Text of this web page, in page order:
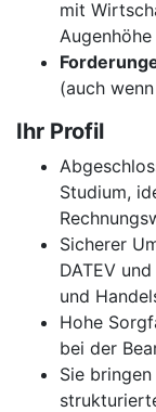
mit
Augenhöhe
(auch
Ihr Profil
Studium,
Sicherer
DATEV
und
Hohe
bei der
Sie